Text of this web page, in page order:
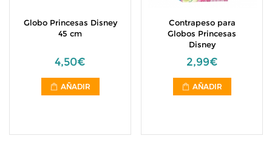
Globo Princesas Disney
45 cm
4,50€
AÑADIR
Contrapeso para
Globos Princesas
Disney
2,99€
AÑADIR